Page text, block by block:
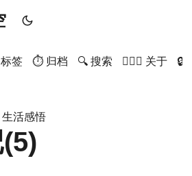
签 ⏱ 归档 🔍 搜索 🙋🏻‍♂️ 关于 🔒
活感悟